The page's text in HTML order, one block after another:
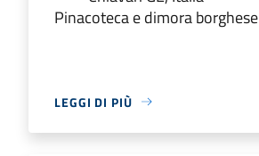
Pinacoteca e dimora borghese
LEGGI DI PIÙ